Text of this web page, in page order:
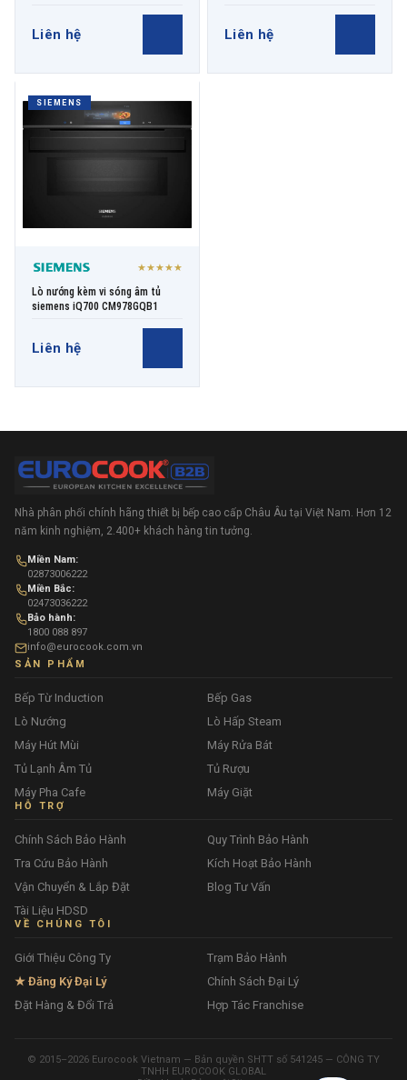
Liên hệ Liên hệ
SIEMENS
★★★★★
Lò nướng kèm vi sóng âm tủ
siemens iQ700 CM978GQB1
Liên hệ
Nhà phân phối chính hãng thiết bị bếp cao cấp Châu Âu tại Việt Nam. Hơn 12
năm kinh nghiệm, 2.400+ khách hàng tin tưởng.
Miền Nam:
02873006222
Miền Bắc:
02473036222
Bảo hành:
1800 088 897
info@eurocook.com.vn
SẢN PHẨM
Bếp Từ Induction
Bếp Gas
Lò Nướng
Lò Hấp Steam
Máy Hút Mùi
Máy Rửa Bát
Tủ Lạnh Âm Tủ
Tủ Rượu
Máy Pha Cafe
Máy Giặt
HỖ TRỢ
Chính Sách Bảo Hành
Quy Trình Bảo Hành
Tra Cứu Bảo Hành
Kích Hoạt Bảo Hành
Vận Chuyển & Lắp Đặt
Blog Tư Vấn
Tài Liệu HDSD
VỀ CHÚNG TÔI
Giới Thiệu Công Ty
Trạm Bảo Hành
★ Đăng Ký Đại Lý
Chính Sách Đại Lý
Đặt Hàng & Đổi Trả
Hợp Tác Franchise
© 2015–2026 Eurocook Vietnam — Bản quyền SHTT số 541245 — CÔNG TY
TNHH EUROCOOK GLOBAL